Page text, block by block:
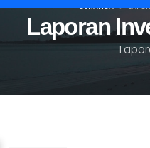
Laporan
BERANDA